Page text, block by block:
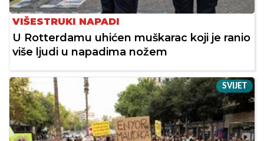
VIŠESTRUKI NAPADI
U Rotterdamu uhićen muškarac koji je ranio
više ljudi u napadima nožem
SVIJET